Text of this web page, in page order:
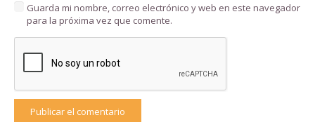
Guarda mi nombre, correo electrónico y web en este navegador
para la próxima vez que comente.
Publicar el comentario